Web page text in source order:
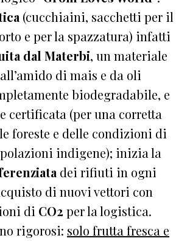
(cucchiaini, sacchetti per il
e per la spazzatura) infatti
dal Materbi, un materiale
di mais e da oli
biodegradabile, e
certificata (per una corretta
foreste e delle condizioni di
indigene); inizia la
dei rifiuti in ogni
di nuovi vettori con
di CO2 per la logistica.
rigorosi: solo frutta fresca e